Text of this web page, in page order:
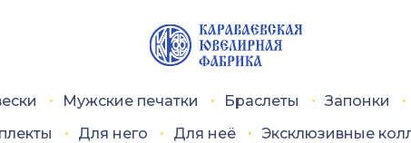
Мужские печатки Браслеты Запонки
Для него Для неё Эксклюзивные